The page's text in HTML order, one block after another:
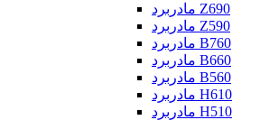
مادربرد Z690
مادربرد Z590
مادربرد B760
مادربرد B660
مادربرد B560
مادربرد H610
مادربرد H510